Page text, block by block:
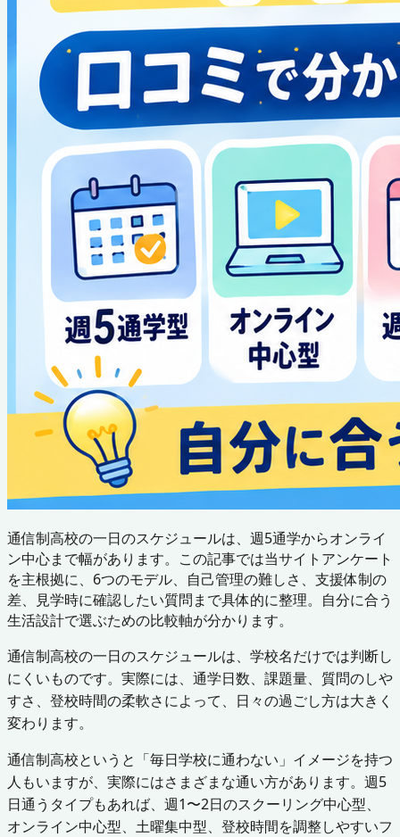
通信制高校の一日のスケジュールは、週5通学からオンライ
ン中心まで幅があります。この記事では当サイトアンケート
を主根拠に、6つのモデル、自己管理の難しさ、支援体制の
差、見学時に確認したい質問まで具体的に整理。自分に合う
生活設計で選ぶための比較軸が分かります。
通信制高校の一日のスケジュールは、学校名だけでは判断し
にくいものです。実際には、通学日数、課題量、質問のしや
すさ、登校時間の柔軟さによって、日々の過ごし方は大きく
変わります。
通信制高校というと「毎日学校に通わない」イメージを持つ
人もいますが、実際にはさまざまな通い方があります。週5
日通うタイプもあれば、週1〜2日のスクーリング中心型、
オンライン中心型、土曜集中型、登校時間を調整しやすいフ